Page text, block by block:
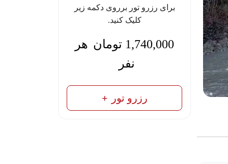
برای رزرو تور برروی دکمه زیر
کلیک کنید.
1,740,000 تومان هر
نفر
رزرو تور